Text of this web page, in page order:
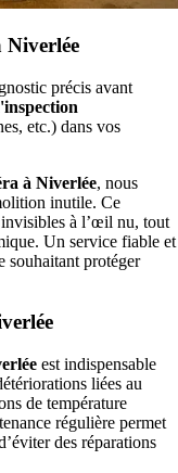
Niverlée
précis avant
etc.) dans vos
à Niverlée, nous
inutile. Ce
invisibles à l’œil nu, tout
Un service fiable et
souhaitant protéger
est indispensable
liées au
de température
régulière permet
des réparations